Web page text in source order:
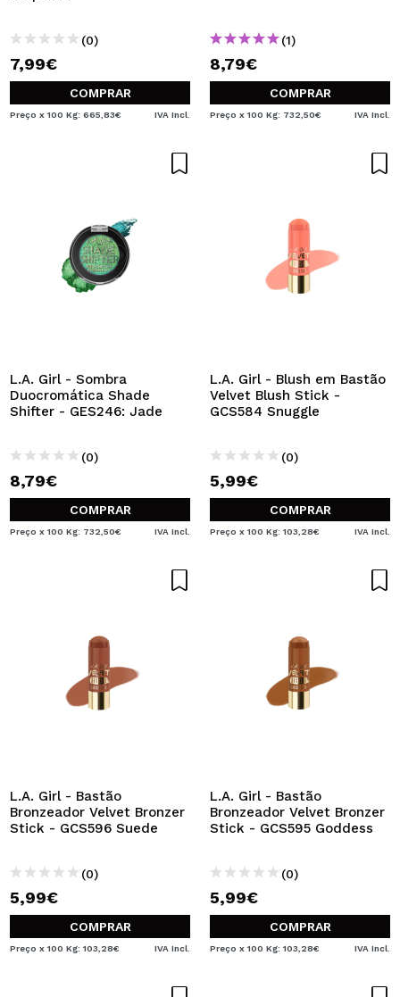
(0)
7,99€
COMPRAR
Preço x 100 Kg: 665,83€ IVA Incl.
(1)
8,79€
COMPRAR
Preço x 100 Kg: 732,50€ IVA Incl.
L.A. Girl - Sombra
Duocromática Shade
Shifter - GES246: Jade
(0)
8,79€
COMPRAR
Preço x 100 Kg: 732,50€ IVA Incl.
L.A. Girl - Blush em Bastão
Velvet Blush Stick -
GCS584 Snuggle
(0)
5,99€
COMPRAR
Preço x 100 Kg: 103,28€ IVA Incl.
L.A. Girl - Bastão
Bronzeador Velvet Bronzer
Stick - GCS596 Suede
(0)
5,99€
COMPRAR
Preço x 100 Kg: 103,28€ IVA Incl.
L.A. Girl - Bastão
Bronzeador Velvet Bronzer
Stick - GCS595 Goddess
(0)
5,99€
COMPRAR
Preço x 100 Kg: 103,28€ IVA Incl.